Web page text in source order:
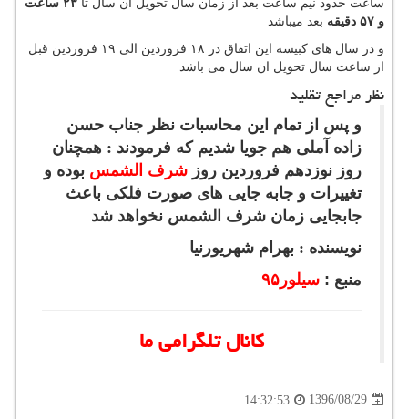
ساعت حدود نیم ساعت بعد از زمان سال تحویل ان سال تا
۲۳ ساعت
و ۵۷ دقیقه
بعد میباشد
و در سال های کبیسه این اتفاق در ۱۸ فروردین الی ۱۹ فروردین قبل
از ساعت سال تحویل ان سال می باشد
نظر مراجع تقلید
و پس از تمام این محاسبات نظر جناب حسن
زاده آملی هم جویا شدیم که فرمودند : همچنان
روز نوزدهم فروردین روز شرف الشمس بوده و
تغییرات و جابه جایی های صورت فلکی باعث
جابجایی زمان شرف الشمس نخواهد شد
نویسنده : بهرام شهریورنیا
منبع : سیلور۹۵
کانال تلگرامی ما
1396/08/29
14:32:53